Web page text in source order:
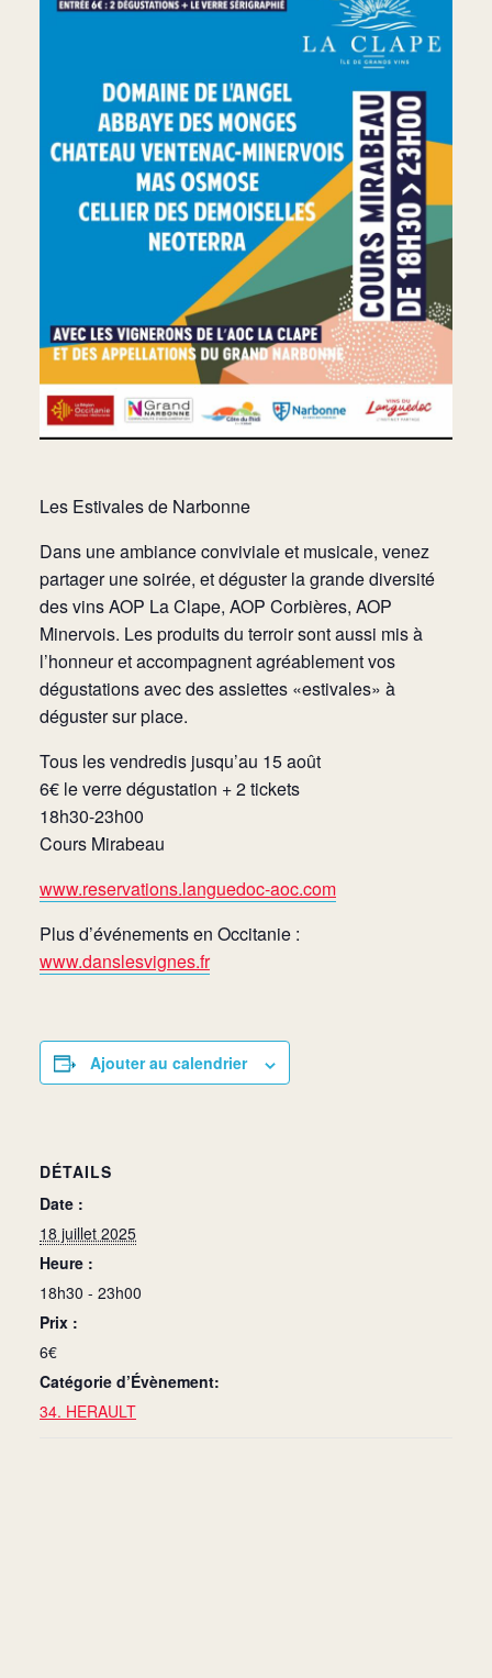
Les Estivales de Narbonne
Dans une ambiance conviviale et musicale, venez
partager une soirée, et déguster la grande diversité
des vins AOP La Clape, AOP Corbières, AOP
Minervois. Les produits du terroir sont aussi mis à
l’honneur et accompagnent agréablement vos
dégustations avec des assiettes «estivales» à
déguster sur place.
Tous les vendredis jusqu’au 15 août
6€ le verre dégustation + 2 tickets
18h30-23h00
Cours Mirabeau
www.reservations.languedoc-aoc.com
Plus d’événements en Occitanie :
www.danslesvignes.fr
Ajouter au calendrier
DÉTAILS
Date :
18 juillet 2025
Heure :
18h30 - 23h00
Prix :
6€
Catégorie d’Évènement:
34. HERAULT